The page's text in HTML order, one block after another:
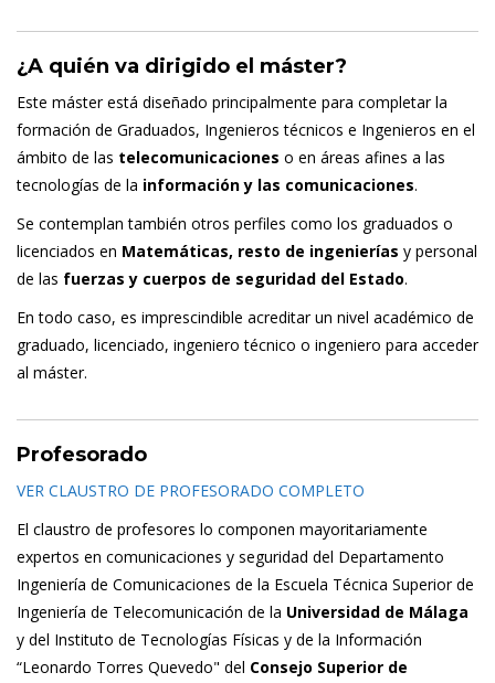
¿A quién va dirigido el máster?
Este máster está diseñado principalmente para completar la
formación de Graduados, Ingenieros técnicos e Ingenieros en el
ámbito de las telecomunicaciones o en áreas afines a las
tecnologías de la información y las comunicaciones.
Se contemplan también otros perfiles como los graduados o
licenciados en Matemáticas, resto de ingenierías y personal
de las fuerzas y cuerpos de seguridad del Estado.
En todo caso, es imprescindible acreditar un nivel académico de
graduado, licenciado, ingeniero técnico o ingeniero para acceder
al máster.
Profesorado
VER CLAUSTRO DE PROFESORADO COMPLETO
El claustro de profesores lo componen mayoritariamente
expertos en comunicaciones y seguridad del Departamento
Ingeniería de Comunicaciones de la Escuela Técnica Superior de
Ingeniería de Telecomunicación de la Universidad de Málaga
y del Instituto de Tecnologías Físicas y de la Información
“Leonardo Torres Quevedo" del Consejo Superior de